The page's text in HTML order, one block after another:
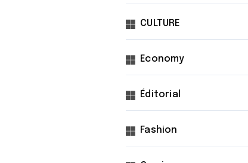
CULTURE
Economy
Éditorial
Fashion